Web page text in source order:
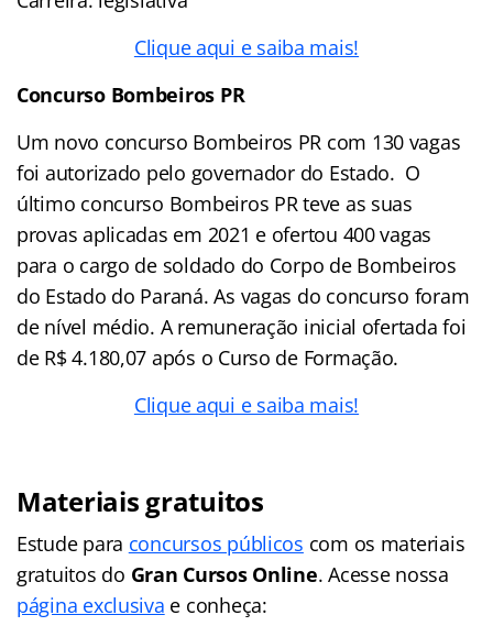
Clique aqui e saiba mais!
Concurso Bombeiros PR
Um novo concurso Bombeiros PR com 130 vagas
foi autorizado pelo governador do Estado. O
último concurso Bombeiros PR teve as suas
provas aplicadas em 2021 e ofertou 400 vagas
para o cargo de soldado do Corpo de Bombeiros
do Estado do Paraná. As vagas do concurso foram
de nível médio. A remuneração inicial ofertada foi
de R$ 4.180,07 após o Curso de Formação.
Clique aqui e saiba mais!
Materiais gratuitos
Estude para concursos públicos com os materiais
gratuitos do Gran Cursos Online. Acesse nossa
página exclusiva e conheça: